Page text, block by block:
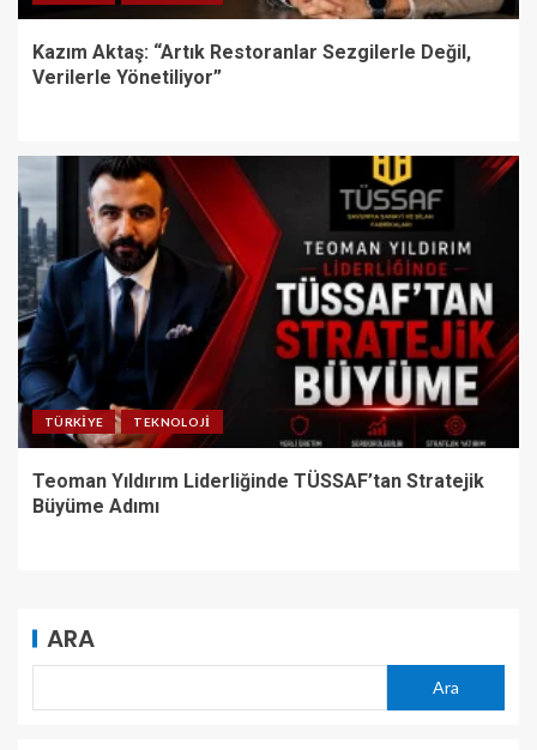
Kazım Aktaş: “Artık Restoranlar Sezgilerle Değil,
Verilerle Yönetiliyor”
TÜRKIYE TEKNOLOJI
Teoman Yıldırım Liderliğinde TÜSSAF’tan Stratejik
Büyüme Adımı
ARA
Ara